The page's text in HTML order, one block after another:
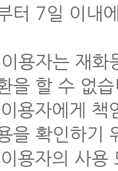
터 7일 이내
용자는 재화
을 할 수 없
용자에게 책
을 확인하기
용자의 사용